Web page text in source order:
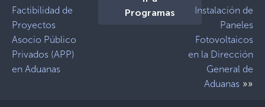
Factibilidad de
Proyectos
Asocio Público
Privados (APP)
en Aduanas
Programas
Instalación de
Paneles
Fotovoltaicos
en la Dirección
General de
Aduanas»»